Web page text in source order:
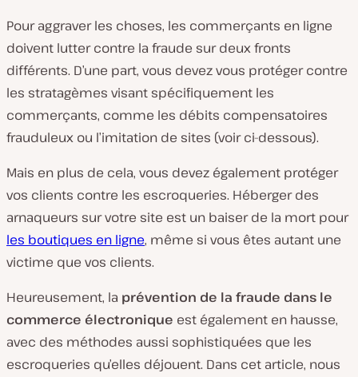
Pour aggraver les choses, les commerçants en ligne
doivent lutter contre la fraude sur deux fronts
différents. D’une part, vous devez vous protéger contre
les stratagèmes visant spécifiquement les
commerçants, comme les débits compensatoires
frauduleux ou l’imitation de sites (voir ci-dessous).
Mais en plus de cela, vous devez également protéger
vos clients contre les escroqueries. Héberger des
arnaqueurs sur votre site est un baiser de la mort pour
les boutiques en ligne, même si vous êtes autant une
victime que vos clients.
Heureusement, la prévention de la fraude dans le
commerce électronique est également en hausse,
avec des méthodes aussi sophistiquées que les
escroqueries qu’elles déjouent. Dans cet article, nous